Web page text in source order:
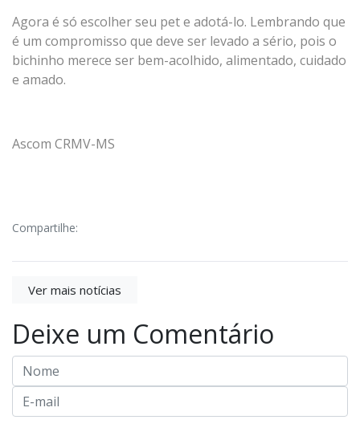
Agora é só escolher seu pet e adotá-lo. Lembrando que
é um compromisso que deve ser levado a sério, pois o
bichinho merece ser bem-acolhido, alimentado, cuidado
e amado.
Ascom CRMV-MS
Compartilhe:
Ver mais notícias
Deixe um Comentário